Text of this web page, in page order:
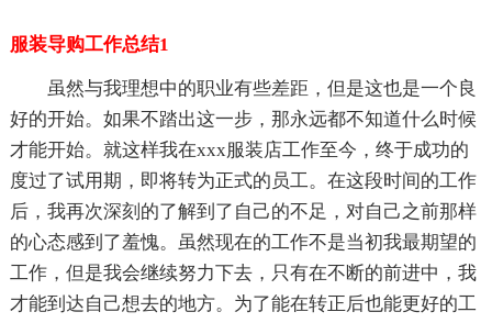
服装导购工作总结1
虽然与我理想中的职业有些差距，但是这也是一个良
好的开始。如果不踏出这一步，那永远都不知道什么时候
才能开始。就这样我在xxx服装店工作至今，终于成功的
度过了试用期，即将转为正式的员工。在这段时间的工作
后，我再次深刻的了解到了自己的不足，对自己之前那样
的心态感到了羞愧。虽然现在的工作不是当初我最期望的
工作，但是我会继续努力下去，只有在不断的前进中，我
才能到达自己想去的地方。为了能在转正后也能更好的工